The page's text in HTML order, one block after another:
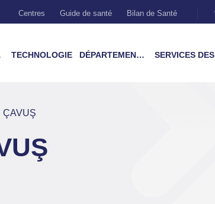
Centres Guide de santé Bilan de Santé
TECHNOLOGIE DÉPARTEMENTS & TRAITEMENTS SERVICES DES PATIENTS
ÇAVUŞ